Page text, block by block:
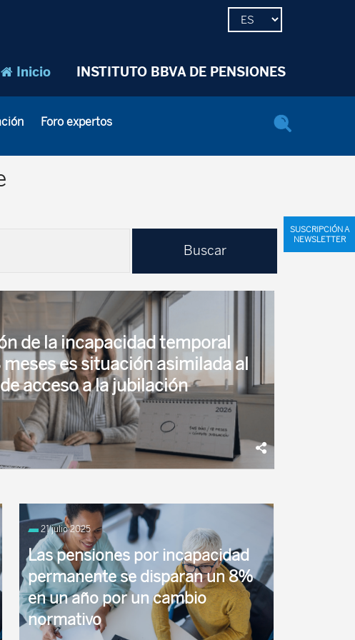
Inicio INSTITUTO BBVA DE PENSIONES
Foro expertos
de la incapacidad temporal
meses es situación asimilada al
acceso a la jubilación
Social sobre la IT tras los 545 días La Dirección
21 julio 2025
Las pensiones por incapacidad
permanente se disparan un 8%
en un año por un cambio
normativo
SUSCRIPCIÓN A
NEWSLETTER